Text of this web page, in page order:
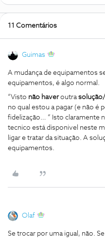
11 Comentários
Guimas
A mudança de equipamentos
equipamentos, é algo normal.
“Visto não haveroutra
no qual estou a pagar (e não é
fidelização… “ Isto claramente
tecnico está disponivel neste
ligar e tratar da situação. A
equipamentos.
Olaf
Se trocar por uma igual, não.